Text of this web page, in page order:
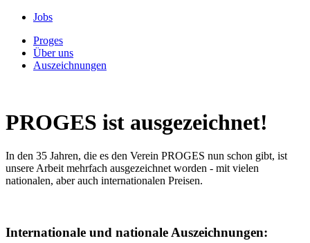
Jobs
Proges
Über uns
Auszeichnungen
PROGES ist ausgezeichnet!
In den 35 Jahren, die es den Verein PROGES nun schon gibt, ist
unsere Arbeit mehrfach ausgezeichnet worden - mit vielen
nationalen, aber auch internationalen Preisen.
Internationale und nationale Auszeichnungen: